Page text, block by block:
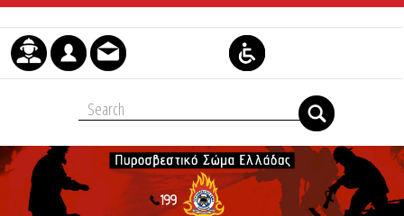
Μετάβαση στο περιεχόμενο